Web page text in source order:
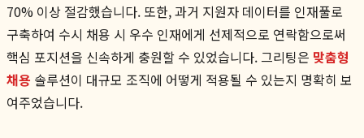
70% 이상 절감했습니다. 또한, 과거 지원자 데이터를 인재풀로
구축하여 수시 채용 시 우수 인재에게 선제적으로 연락함으로써
핵심 포지션을 신속하게 충원할 수 있었습니다. 그리팅은 맞춤형
채용 솔루션이 대규모 조직에 어떻게 적용될 수 있는지 명확히 보
여주었습니다.